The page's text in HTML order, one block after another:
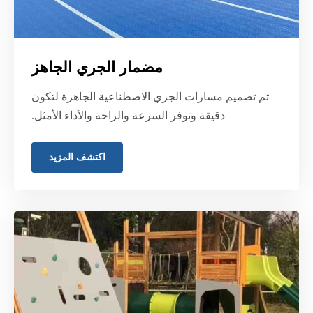
مضمار الجري الجاهز
تم تصميم مسارات الجري الاصطناعية الجاهزة لتكون
دقيقة وتوفر السرعة والراحة والأداء الأمثل.
اكتشف المزيد